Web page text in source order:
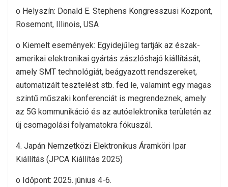
o Helyszín: Donald E. Stephens Kongresszusi Központ,
Rosemont, Illinois, USA
o Kiemelt események: Egyidejűleg tartják az észak-
amerikai elektronikai gyártás zászlóshajó kiállítását,
amely SMT technológiát, beágyazott rendszereket,
automatizált tesztelést stb. fed le, valamint egy magas
szintű műszaki konferenciát is megrendeznek, amely
az 5G kommunikáció és az autóelektronika területén az
új csomagolási folyamatokra fókuszál.
4. Japán Nemzetközi Elektronikus Áramköri Ipar
Kiállítás (JPCA Kiállítás 2025)
o Időpont: 2025. június 4-6.